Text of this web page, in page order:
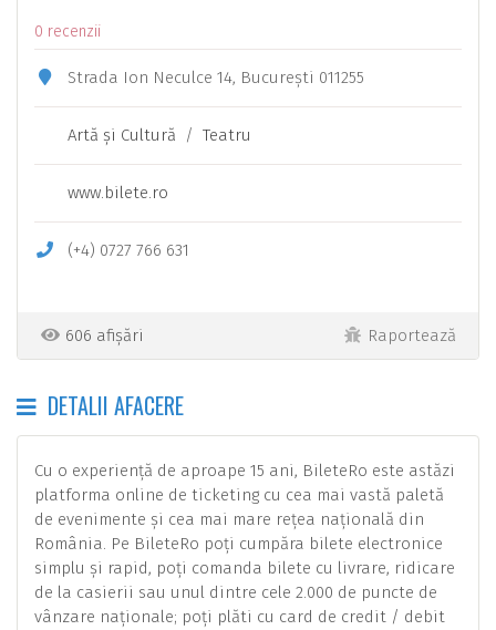
0 recenzii
Strada Ion Neculce 14, București 011255
Artă şi Cultură / Teatru
www.bilete.ro
(+4) 0727 766 631
606 afișări Raportează
DETALII AFACERE
Cu o experiență de aproape 15 ani, BileteRo este astăzi
platforma online de ticketing cu cea mai vastă paletă
de evenimente și cea mai mare rețea națională din
România. Pe BileteRo poți cumpăra bilete electronice
simplu și rapid, poți comanda bilete cu livrare, ridicare
de la casierii sau unul dintre cele 2.000 de puncte de
vânzare naționale; poți plăti cu card de credit / debit